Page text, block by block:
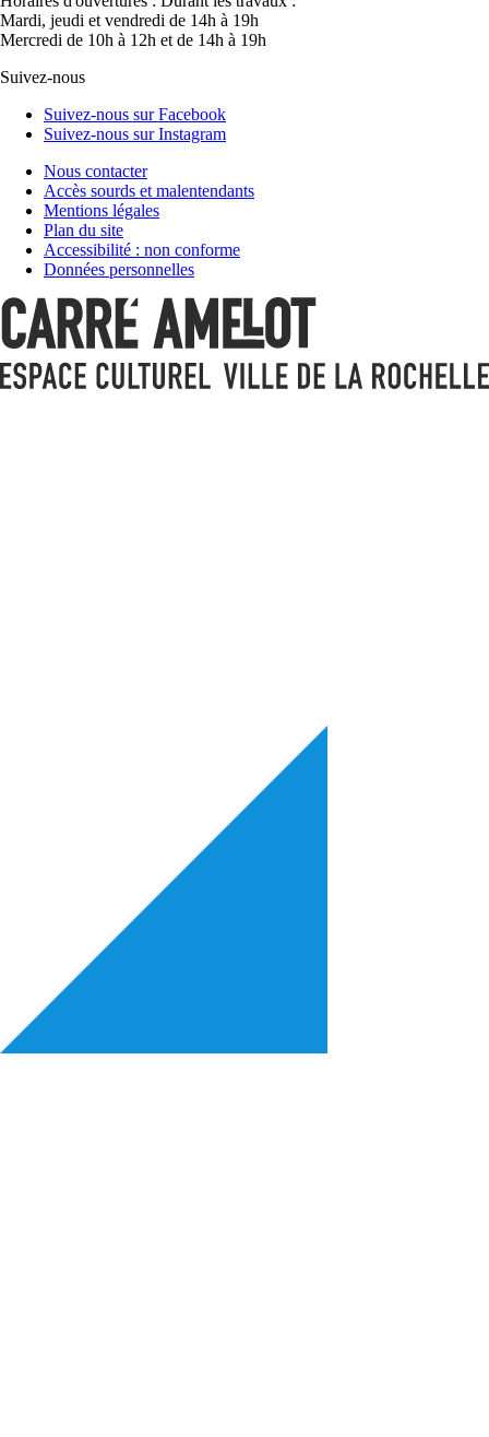
Mardi, jeudi et vendredi de 14h à 19h
Mercredi de 10h à 12h et de 14h à 19h
Suivez-nous
Suivez-nous sur Facebook
Suivez-nous sur Instagram
Nous contacter
Accès sourds et malentendants
Mentions légales
Plan du site
Accessibilité : non conforme
Données personnelles